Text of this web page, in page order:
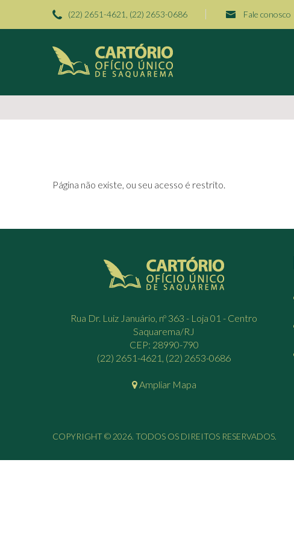
(22) 2651-4621, (22) 2653-0686 Fale conosco
Página não existe, ou seu acesso é restrito.
Rua Dr. Luiz Januário, nº 363 - Loja 01 - Centro
Saquarema/RJ
CEP: 28990-790
(22) 2651-4621, (22) 2653-0686
Ampliar Mapa
COPYRIGHT © 2026. TODOS OS DIREITOS RESERVADOS.